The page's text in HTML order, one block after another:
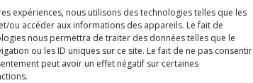
expériences, nous utilisons des technologies telles que les
ou accéder aux informations des appareils. Le fait de
nous permettra de traiter des données telles que le
ou les ID uniques sur ce site. Le fait de ne pas consentir
peut avoir un effet négatif sur certaines